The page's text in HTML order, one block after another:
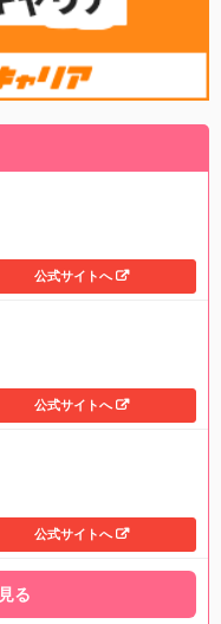
公式サイトへ
公式サイトへ
公式サイトへ
る